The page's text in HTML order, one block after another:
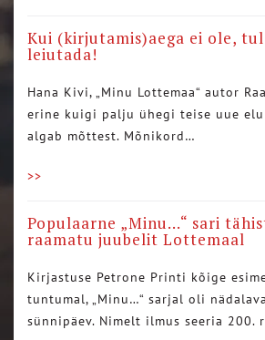
Kui (kirjutamis)aega ei ole,
leiutada!
Hana Kivi, „Minu Lottemaa“ autor
erine kuigi palju ühegi teise uue
algab mõttest. Mõnikord…
>>
Populaarne „Minu…“ sari
raamatu juubelit Lottemaal
Kirjastuse Petrone Printi kõige
tuntumal, „Minu…“ sarjal oli
sünnipäev. Nimelt ilmus seeria 200.